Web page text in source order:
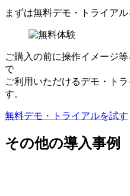
まずは無料デモ・トライアル
ご購入の前に操作イメージ
で
ご利用いただけるデモ・ト
す。
無料デモ・トライアルを試す
その他の導入事例